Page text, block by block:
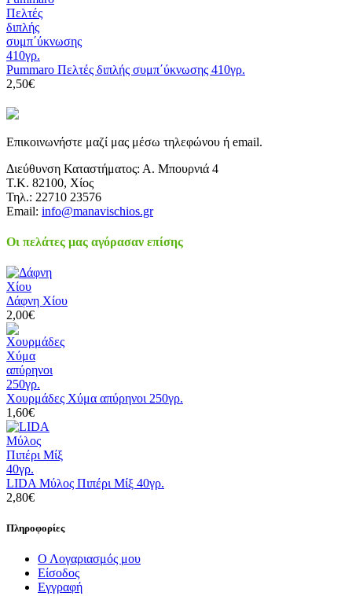
Pummaro Πελτές διπλής συμπ΄ύκνωσης 410γρ.
2,50€
Επικοινωνήστε μαζί μας μέσω τηλεφώνου ή email.
Διεύθυνση Καταστήματος: Α. Μπουρνιά 4
Τ.Κ. 82100, Χίος
Τηλ.: 22710 23576
Email: info@manavischios.gr
Οι πελάτες μας αγόρασαν επίσης
Δάφνη Χίου
2,00€
Χουρμάδες Χύμα απύρηνοι 250γρ.
1,60€
LIDA Μύλος Πιπέρι Μίξ 40γρ.
2,80€
Πληροφορίες
Ο Λογαριασμός μου
Είσοδος
Εγγραφή